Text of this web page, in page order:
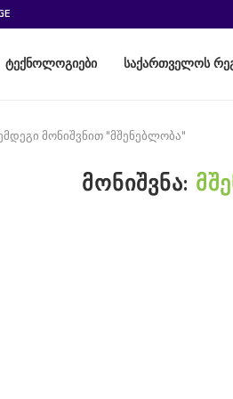
ტექნოლოგიები საქართველოს
მონიშვნით "მშენებლობა"
ᲛᲝᲜᲘᲨᲕᲜᲐ: